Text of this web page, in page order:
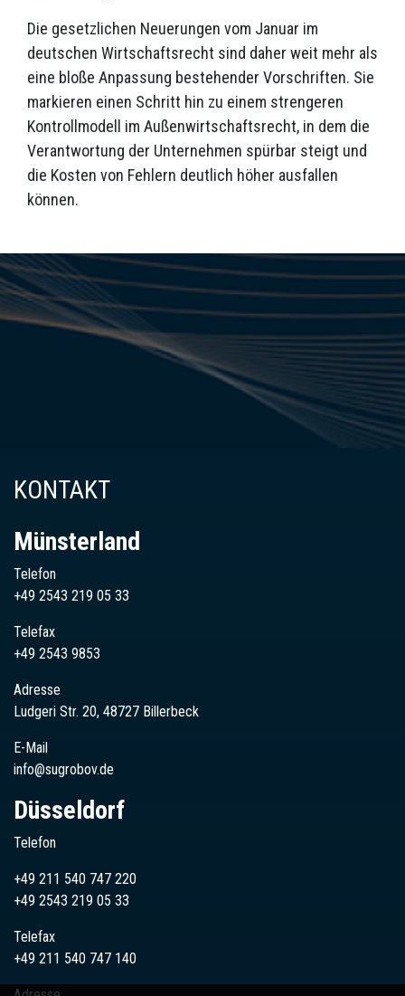
Die gesetzlichen Neuerungen vom Januar im
deutschen Wirtschaftsrecht sind daher weit mehr als
eine bloße Anpassung bestehender Vorschriften. Sie
markieren einen Schritt hin zu einem strengeren
Kontrollmodell im Außenwirtschaftsrecht, in dem die
Verantwortung der Unternehmen spürbar steigt und
die Kosten von Fehlern deutlich höher ausfallen
können.
KONTAKT
Münsterland
Telefon
+49 2543 219 05 33
Telefax
+49 2543 9853
Adresse
Ludgeri Str. 20, 48727 Billerbeck
E-Mail
info@sugrobov.de
Düsseldorf
Telefon
+49 211 540 747 220
+49 2543 219 05 33
Telefax
+49 211 540 747 140